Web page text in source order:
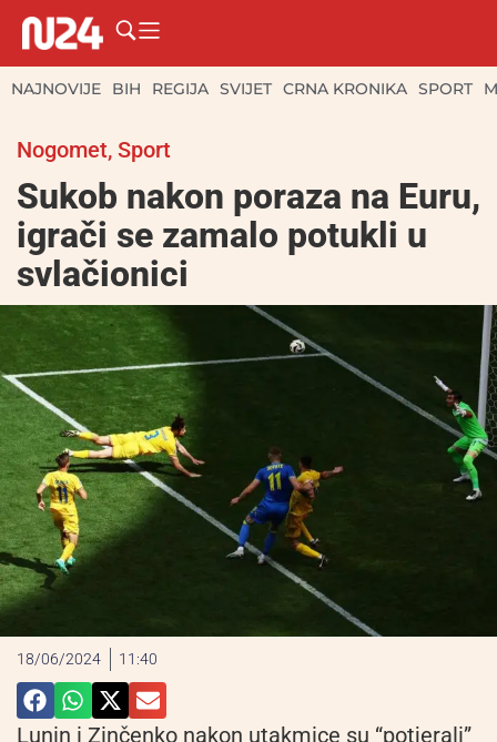
NAJNOVIJE BIH REGIJA SVIJET CRNA KRONIKA SPORT
Nogomet, Sport
Sukob nakon poraza na Euru,
igrači se zamalo potukli u
svlačionici
18/06/2024 11:40
Lunin i Zinčenko nakon utakmice su “potjerali”